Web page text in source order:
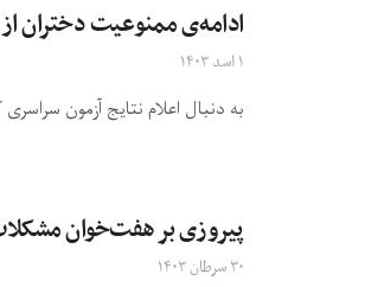
ادامه‌ی ممنوعیت دختران
۱ اسد ۱۴۰۳
به دنبال اعلام نتایج آزمون
پیروزی بر هفت‌خوان
۳۰ سرطان ۱۴۰۳